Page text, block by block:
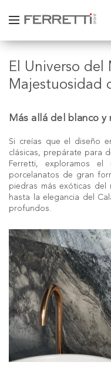
El Universo del
Majestuosidad
Más allá del blanco y
Si creías que el diseño
clásicas, prepárate para
Ferretti, exploramos el
porcelanatos de gran
piedras más exóticas del
hasta la elegancia del
profundos.